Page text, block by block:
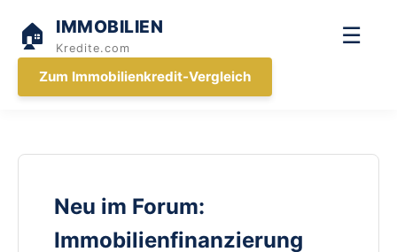
🏠 IMMOBILIEN
Kredite.com ☰
Zum Immobilienkredit-Vergleich
Neu im Forum:
Immobilienfinanzierung